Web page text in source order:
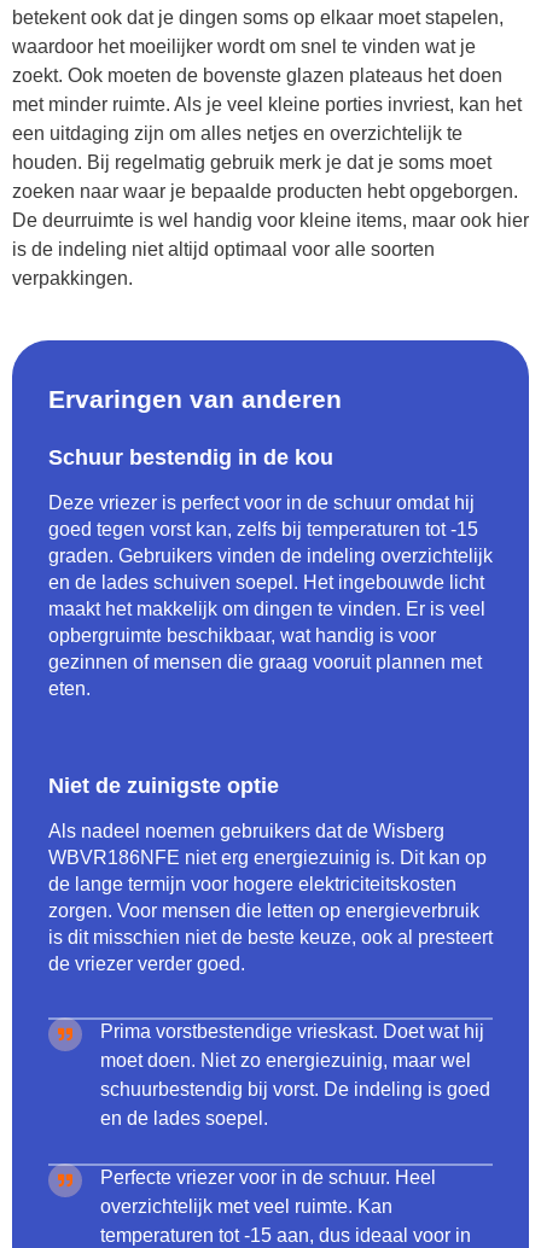
betekent ook dat je dingen soms op elkaar moet stapelen,
waardoor het moeilijker wordt om snel te vinden wat je
zoekt. Ook moeten de bovenste glazen plateaus het doen
met minder ruimte. Als je veel kleine porties invriest, kan het
een uitdaging zijn om alles netjes en overzichtelijk te
houden. Bij regelmatig gebruik merk je dat je soms moet
zoeken naar waar je bepaalde producten hebt opgeborgen.
De deurruimte is wel handig voor kleine items, maar ook hier
is de indeling niet altijd optimaal voor alle soorten
verpakkingen.
Ervaringen van anderen
Schuur bestendig in de kou
Deze vriezer is perfect voor in de schuur omdat hij
goed tegen vorst kan, zelfs bij temperaturen tot -15
graden. Gebruikers vinden de indeling overzichtelijk
en de lades schuiven soepel. Het ingebouwde licht
maakt het makkelijk om dingen te vinden. Er is veel
opbergruimte beschikbaar, wat handig is voor
gezinnen of mensen die graag vooruit plannen met
eten.
Niet de zuinigste optie
Als nadeel noemen gebruikers dat de Wisberg
WBVR186NFE niet erg energiezuinig is. Dit kan op
de lange termijn voor hogere elektriciteitskosten
zorgen. Voor mensen die letten op energieverbruik
is dit misschien niet de beste keuze, ook al presteert
de vriezer verder goed.
Prima vorstbestendige vrieskast. Doet wat hij
moet doen. Niet zo energiezuinig, maar wel
schuurbestendig bij vorst. De indeling is goed
en de lades soepel.
Perfecte vriezer voor in de schuur. Heel
overzichtelijk met veel ruimte. Kan
temperaturen tot -15 aan, dus ideaal voor in